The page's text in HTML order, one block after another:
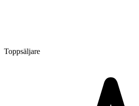
Toppsäljare